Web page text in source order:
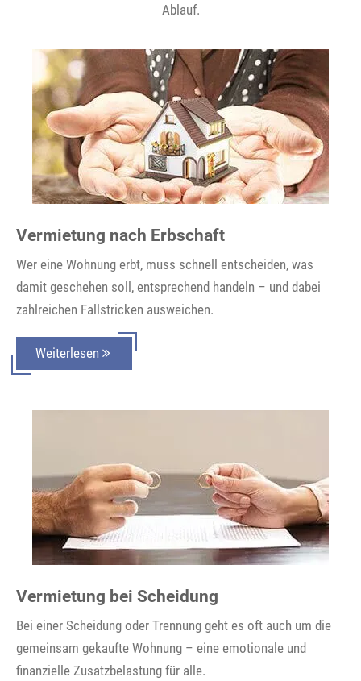
Ablauf.
Vermietung nach Erbschaft
Wer eine Wohnung erbt, muss schnell entscheiden, was
damit geschehen soll, entsprechend handeln – und dabei
zahlreichen Fallstricken ausweichen.
Weiterlesen
Vermietung bei Scheidung
Bei einer Scheidung oder Trennung geht es oft auch um die
gemeinsam gekaufte Wohnung – eine emotionale und
finanzielle Zusatzbelastung für alle.